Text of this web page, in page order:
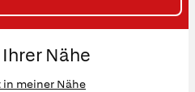
Nähe
meiner Nähe